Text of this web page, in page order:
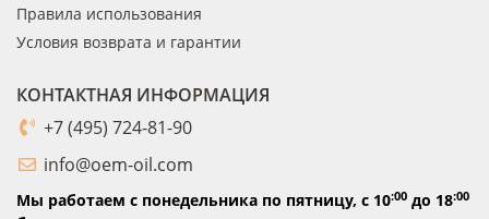
Правила использования
Условия возврата и гарантии
КОНТАКТНАЯ ИНФОРМАЦИЯ
+7 (495) 724-81-90
info@oem-oil.com
Мы работаем с понедельника по пятницу, с 10:00 до 18:00